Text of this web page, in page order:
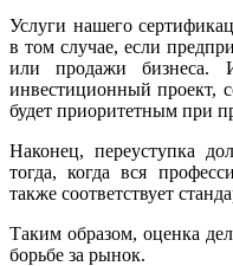
Услуги нашего
в том случае, если
или продажи бизнеса. И
инвестиционный проект,
будет приоритетным при
Наконец, переуступка
тогда, когда вся
также соответствует
Таким образом, оценка
борьбе за рынок.